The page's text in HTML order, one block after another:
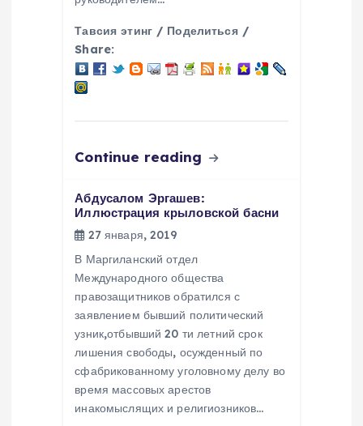
Тавсия этинг / Поделиться /
Share:
Continue reading
Абдусалом Эргашев:
Иллюстрация крыловской басни
27 января, 2019
В Маргиланский отдел
Международного общества
правозащитников обратился с
заявлением бывший политический
узник,отбывший 20 ти летний срок
лишения свободы, осужденный по
сфабрикованному уголовному делу во
время массовых арестов
инакомыслящих и религиозников…